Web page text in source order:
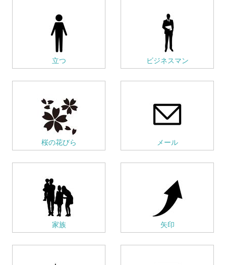
立つ ビジネスマン
桜の花びら メール
家族 矢印